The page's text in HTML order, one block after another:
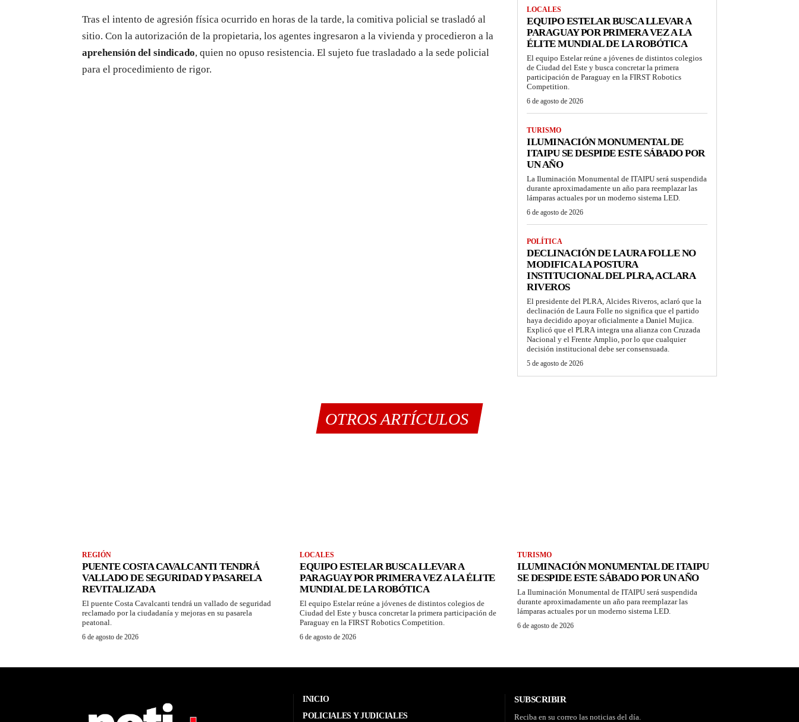
Tras el intento de agresión física ocurrido en horas de la tarde, la comitiva policial se trasladó al
sitio. Con la autorización de la propietaria, los agentes ingresaron a la vivienda y procedieron a la
aprehensión del sindicado, quien no opuso resistencia. El sujeto fue trasladado a la sede policial
para el procedimiento de rigor.
LOCALES
EQUIPO ESTELAR BUSCA LLEVAR A
PARAGUAY POR PRIMERA VEZ A LA
ÉLITE MUNDIAL DE LA ROBÓTICA
El equipo Estelar reúne a jóvenes de distintos colegios
de Ciudad del Este y busca concretar la primera
participación de Paraguay en la FIRST Robotics
Competition.
6 de agosto de 2026
TURISMO
ILUMINACIÓN MONUMENTAL DE
ITAIPU SE DESPIDE ESTE SÁBADO POR
UN AÑO
La Iluminación Monumental de ITAIPU será suspendida
durante aproximadamente un año para reemplazar las
lámparas actuales por un moderno sistema LED.
6 de agosto de 2026
POLÍTICA
DECLINACIÓN DE LAURA FOLLE NO
MODIFICA LA POSTURA
INSTITUCIONAL DEL PLRA, ACLARA
RIVEROS
El presidente del PLRA, Alcides Riveros, aclaró que la
declinación de Laura Folle no significa que el partido
haya decidido apoyar oficialmente a Daniel Mujica.
Explicó que el PLRA integra una alianza con Cruzada
Nacional y el Frente Amplio, por lo que cualquier
decisión institucional debe ser consensuada.
5 de agosto de 2026
OTROS ARTÍCULOS
REGIÓN
PUENTE COSTA CAVALCANTI TENDRÁ
VALLADO DE SEGURIDAD Y PASARELA
REVITALIZADA
El puente Costa Cavalcanti tendrá un vallado de seguridad
reclamado por la ciudadanía y mejoras en su pasarela
peatonal.
6 de agosto de 2026
LOCALES
EQUIPO ESTELAR BUSCA LLEVAR A
PARAGUAY POR PRIMERA VEZ A LA ÉLITE
MUNDIAL DE LA ROBÓTICA
El equipo Estelar reúne a jóvenes de distintos colegios de
Ciudad del Este y busca concretar la primera participación de
Paraguay en la FIRST Robotics Competition.
6 de agosto de 2026
TURISMO
ILUMINACIÓN MONUMENTAL DE ITAIPU
SE DESPIDE ESTE SÁBADO POR UN AÑO
La Iluminación Monumental de ITAIPU será suspendida
durante aproximadamente un año para reemplazar las
lámparas actuales por un moderno sistema LED.
6 de agosto de 2026
INICIO
POLICIALES Y JUDICIALES
SUBSCRIBIR
Reciba en su correo las noticias del día.